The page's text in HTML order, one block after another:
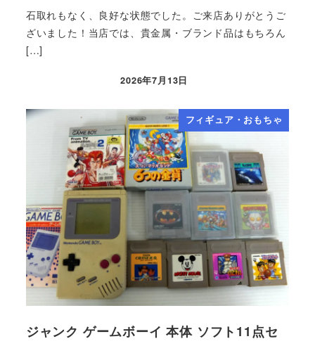
石取れもなく、良好な状態でした。ご来店ありがとうご
ざいました！当店では、貴金属・ブランド品はもちろん
[…]
2026年7月13日
フィギュア・おもちゃ
ジャンク ゲームボーイ 本体 ソフト11点セ